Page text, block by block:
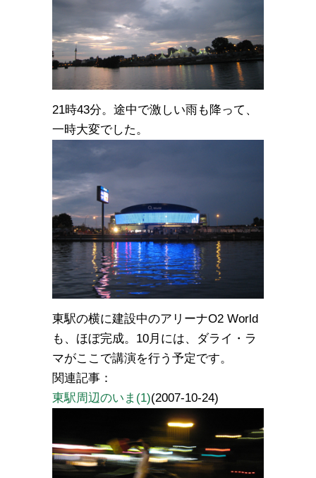
21時43分。途中で激しい雨も降って、
一時大変でした。
東駅の横に建設中のアリーナO2 World
も、ほぼ完成。10月には、ダライ・ラ
マがここで講演を行う予定です。
関連記事：
東駅周辺のいま(1)(2007-10-24)